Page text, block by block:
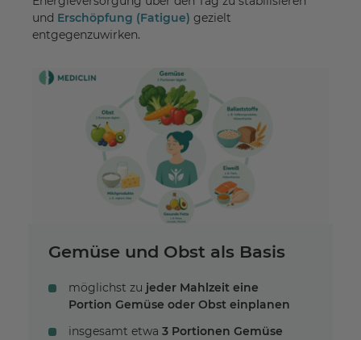
und Erschöpfung (Fatigue) gezielt
entgegenzuwirken.
Gemüse und Obst als Basis
möglichst zu jeder Mahlzeit eine
Portion Gemüse oder Obst einplanen
insgesamt etwa 3 Portionen Gemüse